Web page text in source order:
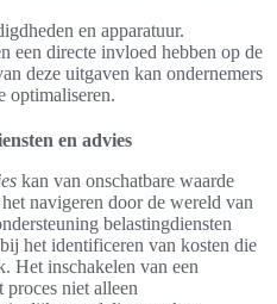
en apparatuur.
een directe invloed hebben op de
deze uitgaven kan ondernemers
optimaliseren.
en advies
kan van onschatbare waarde
navigeren door de wereld van
belastingdiensten
het identificeren van kosten die
Het inschakelen van een
niet alleen